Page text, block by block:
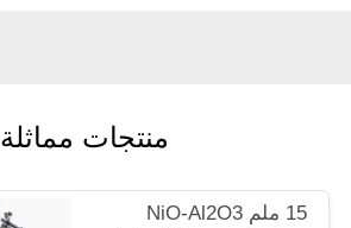
منتجات مماثلة
15 ملم NiO-Al2O3